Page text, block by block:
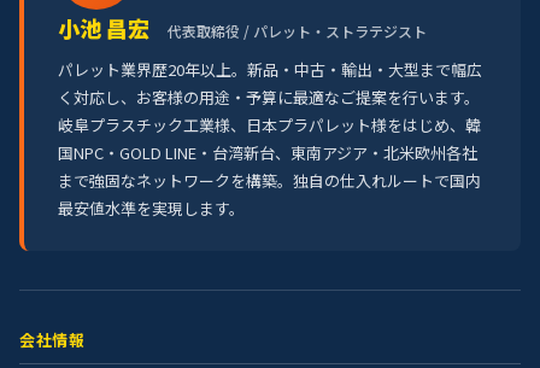
小池 昌宏 代表取締役 / パレット・ストラテジスト
パレット業界歴20年以上。新品・中古・輸出・大型まで幅広
く対応し、お客様の用途・予算に最適なご提案を行います。
岐阜プラスチック工業様、日本プラパレット様をはじめ、韓
国NPC・GOLD LINE・台湾新台、東南アジア・北米欧州各社
まで強固なネットワークを構築。独自の仕入れルートで国内
最安値水準を実現します。
会社情報